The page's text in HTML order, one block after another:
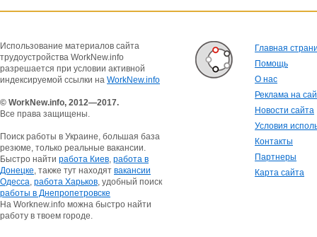
Использование материалов сайта
трудоустройства WorkNew.info
разрешается при условии активной
индексируемой ссылки на WorkNew.info
© WorkNew.info, 2012—2017.
Все права защищены.
Поиск работы в Украине, большая база
резюме, только реальные вакансии.
Быстро найти работа Киев, работа в
Донецке, также тут находят вакансии
Одесса, работа Харьков, удобный поиск
работы в Днепропетровске
На Worknew.info можна быстро найти
работу в твоем городе.
Главная
Помощь
О нас
Реклама на
Новости сайта
Условия
Контакты
Партнеры
Карта сайта